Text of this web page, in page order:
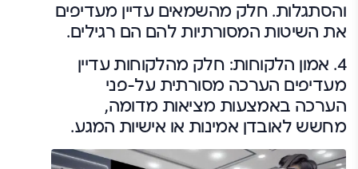
והסתגלות. חלק מהשמאים עדיין מעדיפים
את השיטות המסורתיות להם הם רגילים.
4. אמון הלקוחות: חלק מהלקוחות עדיין
מעדיפים הערכה מסורתית על-פני
הערכה באמצעות מציאות מדומה,
מחשש לאובדן אמינות או אישיות המגע.